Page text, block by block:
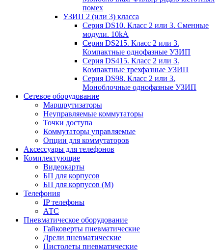
помех
УЗИП 2 (или 3) класса
Серия DS10. Класс 2 или 3. Сменные
модули. 10kA
Серия DS215. Класс 2 или 3.
Компактные однофазные УЗИП
Серия DS415. Класс 2 или 3.
Компактные трехфазные УЗИП
Серия DS98. Класс 2 или 3.
Моноблочные однофазные УЗИП
Сетевое оборудование
Маршрутизаторы
Неуправляемые коммутаторы
Точки доступа
Коммутаторы управляемые
Опции для коммутаторов
Аксессуары для телефонов
Комплектующие
Видеокарты
БП для корпусов
БП для корпусов (М)
Телефония
IP телефоны
АТС
Пневматическое оборудование
Гайковерты пневматические
Дрели пневматические
Пистолеты пневматические